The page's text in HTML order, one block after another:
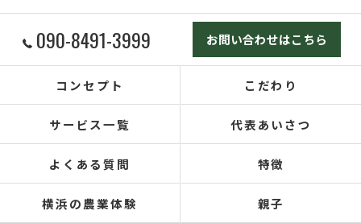
090-8491-3999 お問い合わせはこちら
コンセプト こだわり
サービス一覧 代表あいさつ
よくある質問 特徴
横浜の農業体験 親子